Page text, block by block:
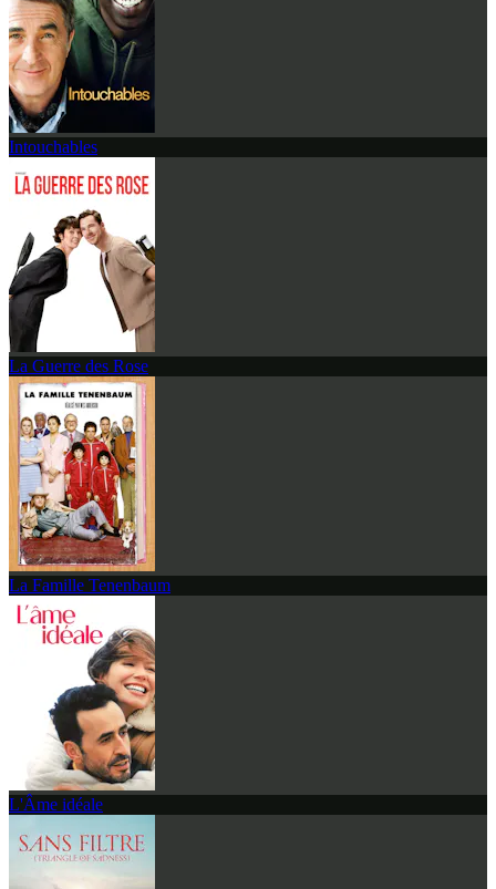
Intouchables
La Guerre des Rose
La Famille Tenenbaum
L'Âme idéale